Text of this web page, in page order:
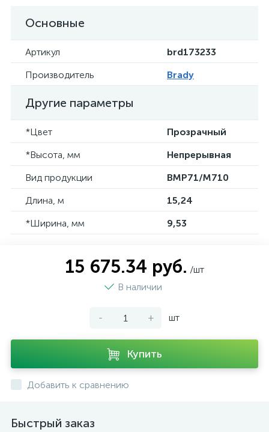
Основные
Артикул
brd173233
Производитель
Brady
Другие параметры
*Цвет
Прозрачный
*Высота, мм
Непрерывная
Вид продукции
BMP71/M710
Длина, м
15,24
*Ширина, мм
9,53
15 675.34 руб. /шт
В наличии
- + шт
Купить
Добавить к сравнению
Быстрый заказ